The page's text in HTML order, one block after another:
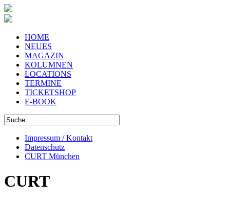
HOME
NEUES
MAGAZIN
KOLUMNEN
LOCATIONS
TERMINE
TICKETSHOP
E-BOOK
Impressum / Kontakt
Datenschutz
CURT München
CURT